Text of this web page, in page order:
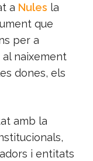
a Nules la
que
per a
al naixement
dones, els
amb la
i entitats